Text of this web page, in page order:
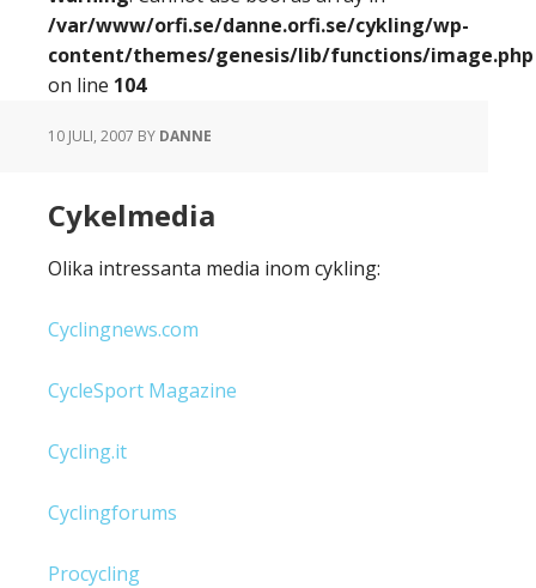
/var/www/orfi.se/danne.orfi.se/cykling/wp-
content/themes/genesis/lib/functions/image.php
on line 104
10 JULI, 2007 BY DANNE
Cykelmedia
Olika intressanta media inom cykling:
Cyclingnews.com
CycleSport Magazine
Cycling.it
Cyclingforums
Procycling